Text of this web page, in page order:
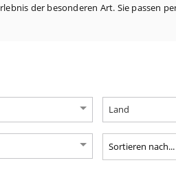
der besonderen Art. Sie passen
Land